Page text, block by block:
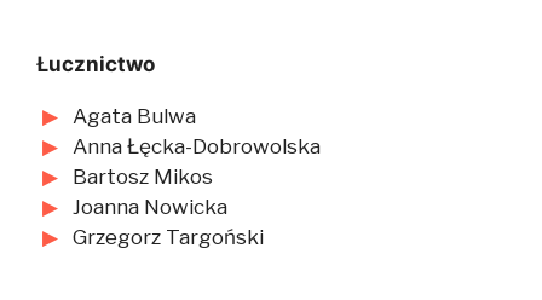
Łucznictwo
Agata Bulwa
Anna Łęcka-Dobrowolska
Bartosz Mikos
Joanna Nowicka
Grzegorz Targoński